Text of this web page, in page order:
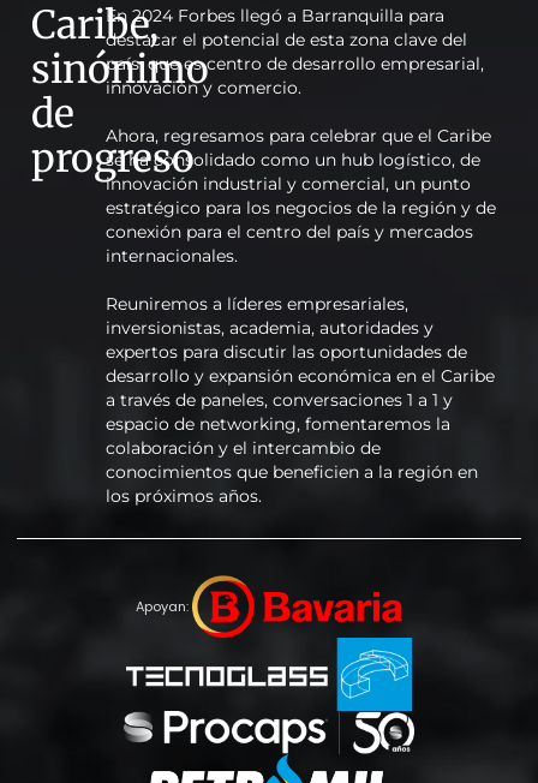
Caribe,
sinónimo
de
progreso
En 2024 Forbes llegó a Barranquilla para
destacar el potencial de esta zona clave del
país, que es centro de desarrollo empresarial,
innovación y comercio.
Ahora, regresamos para celebrar que el Caribe
se ha consolidado como un hub logístico, de
innovación industrial y comercial, un punto
estratégico para los negocios de la región y de
conexión para el centro del país y mercados
internacionales.
Reuniremos a líderes empresariales,
inversionistas, academia, autoridades y
expertos para discutir las oportunidades de
desarrollo y expansión económica en el Caribe
a través de paneles, conversaciones 1 a 1 y
espacio de networking, fomentaremos la
colaboración y el intercambio de
conocimientos que beneficien a la región en
los próximos años.
Apoyan: